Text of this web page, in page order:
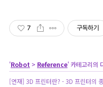
7 구독하기
'Robot > Reference' 카테고리의
[연재] 3D 프린터란? - 3D 프린터의